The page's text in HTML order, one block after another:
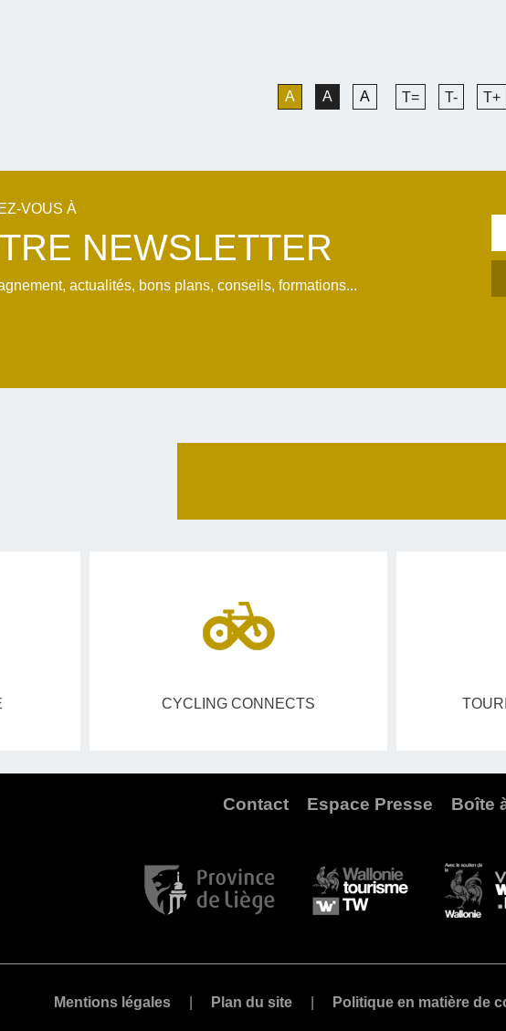
A A A T= T- T+
VOUS À
NEWSLETTER
actualités, bons plans, conseils, formations...
CYCLING CONNECTS
Contact Espace Presse Boîte
Mentions légales Plan du site Politique en matière de